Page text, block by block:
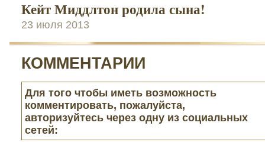
Кейт Миддлтон родила сына!
23 июля 2013
КОММЕНТАРИИ
Для того чтобы иметь возможность
комментировать, пожалуйста,
авторизуйтесь через одну из социальных
сетей: